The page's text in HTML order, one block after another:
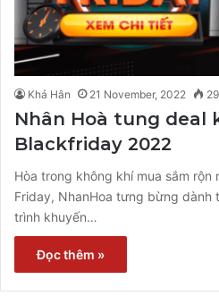
Khả Hân 21 November, 2022
Nhân Hoà tung deal
Blackfriday 2022
Hòa trong không khí mua sắm rộn
Friday, NhanHoa tưng bừng dành
trình khuyến…
Đọc thêm »